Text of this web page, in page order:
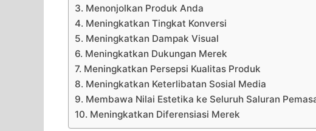
3. Menonjolkan Produk Anda
4. Meningkatkan Tingkat Konversi
5. Meningkatkan Dampak Visual
6. Meningkatkan Dukungan Merek
7. Meningkatkan Persepsi Kualitas Produk
8. Meningkatkan Keterlibatan Sosial Media
9. Membawa Nilai Estetika ke Seluruh Saluran
10. Meningkatkan Diferensiasi Merek